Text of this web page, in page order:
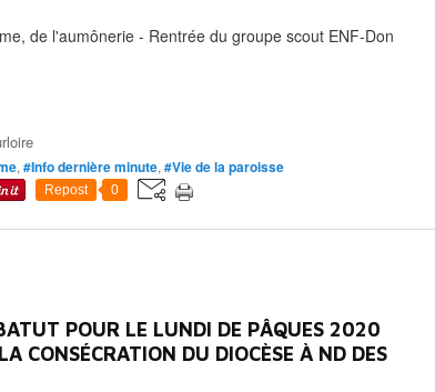
de l'aumônerie - Rentrée du groupe scout ENF-Don
, #Info dernière minute, #Vie de la paroisse
Repost 0
POUR LE LUNDI DE PÂQUES 2020
CONSÉCRATION DU DIOCÈSE À ND DES